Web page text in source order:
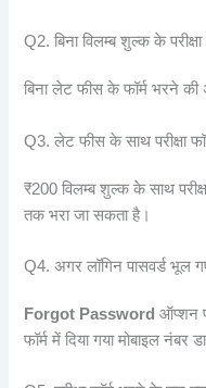
Q2. बिना विलम्ब शुल्क के
बिना लेट फीस के फॉर्म भरने की
Q3. लेट फीस के साथ परीक्षा
₹200 विलम्ब शुल्क के साथ
तक भरा जा सकता है।
Q4. अगर लॉगिन पासवर्ड भूल
Forgot Password ऑप्शन
फॉर्म में दिया गया मोबाइल